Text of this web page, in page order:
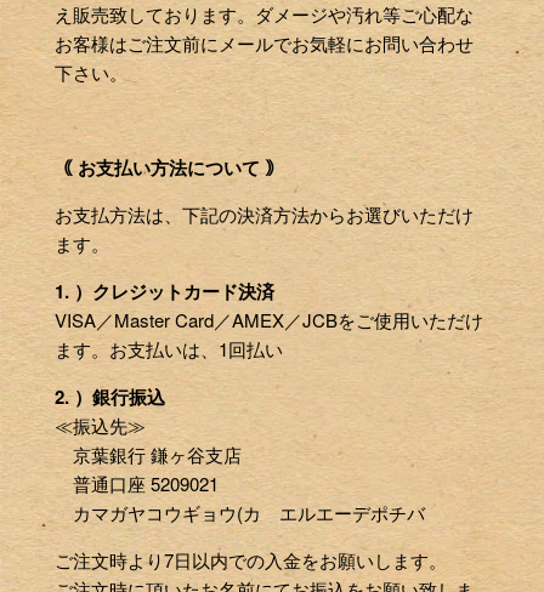
え販売致しております。ダメージや汚れ等ご心配な
お客様はご注文前にメールでお気軽にお問い合わせ
下さい。
｟ お支払い方法について ｠
お支払方法は、下記の決済方法からお選びいただけ
ます。
1. ）クレジットカード決済
VISA／Master Card／AMEX／JCBをご使用いただけ
ます。お支払いは、1回払い
2. ）銀行振込
≪振込先≫
京葉銀行 鎌ヶ谷支店
普通口座 5209021
カマガヤコウギョウ(カ エルエーデポチバ
ご注文時より7日以内での入金をお願いします。